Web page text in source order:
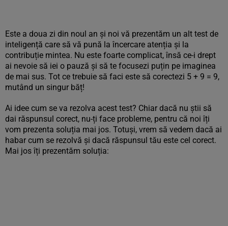
Este a doua zi din noul an și noi vă prezentăm un alt test de
inteligență care să vă pună la încercare atenția și la
contribuție mintea. Nu este foarte complicat, însă ce-i drept
ai nevoie să iei o pauză și să te focusezi puțin pe imaginea
de mai sus. Tot ce trebuie să faci este să corectezi 5 + 9 = 9,
mutând un singur băț!
Ai idee cum se va rezolva acest test? Chiar dacă nu știi să
dai răspunsul corect, nu-ți face probleme, pentru că noi îți
vom prezenta soluția mai jos. Totuși, vrem să vedem dacă ai
habar cum se rezolvă și dacă răspunsul tău este cel corect.
Mai jos îți prezentăm soluția: